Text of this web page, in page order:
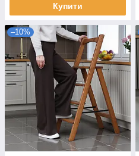
Купити
–10%